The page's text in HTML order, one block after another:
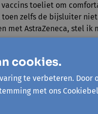
toeliet om
zelfs de bijsluiter
met AstraZeneca, stel ik
nemen om met je oma
van tafelen, we
maar vooruit
cookies.
te verbeteren. Door
met ons